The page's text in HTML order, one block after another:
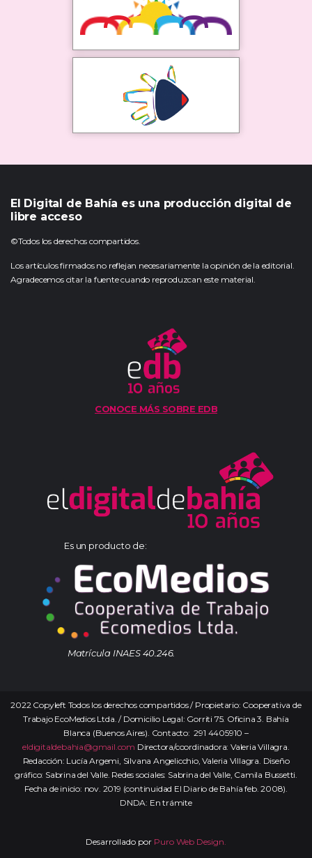
El Digital de Bahía es una producción digital de
libre acceso
©Todos los derechos compartidos.
Los artículos firmados no reflejan necesariamente la opinión de la editorial.
Agradecemos citar la fuente cuando reproduzcan este material.
CONOCE MÁS SOBRE EDB
Es un producto de:
Matrícula INAES 40.246.
2022 Copyleft Todos los derechos compartidos / Propietario: Cooperativa de
Trabajo EcoMedios Ltda. / Domicilio Legal: Gorriti 75. Oficina 3. Bahía
Blanca (Buenos Aires). Contacto: 291 4405910 –
eldigitaldebahia@gmail.com Directora/coordinadora: Valeria Villagra.
Redacción: Lucía Argemi, Silvana Angelicchio, Valeria Villagra. Diseño
gráfico: Sabrina del Valle. Redes sociales: Sabrina del Valle, Camila Bussetti.
Fecha de inicio: nov. 2019 (continuidad El Diario de Bahía feb. 2008).
DNDA: En trámite
Desarrollado por Puro Web Design.